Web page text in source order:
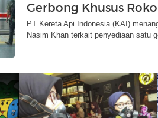
Gerbong Khusus
PT Kereta Api Indonesia (KAI)
Nasim Khan terkait penyediaan satu